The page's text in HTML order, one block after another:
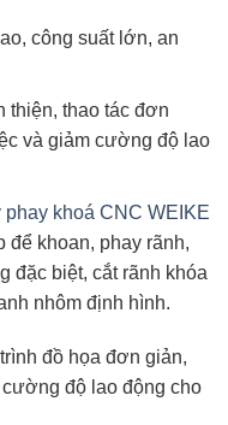
công suất lớn, an
thiện, thao tác đơn
và giảm cường độ lao
phay khoá CNC WEIKE
để khoan, phay rãnh,
đặc biệt, cắt rãnh khóa
nhôm định hình.
đồ họa đơn giản,
độ lao động cho